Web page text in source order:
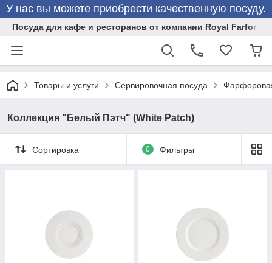
У нас вы можете приобрести качественную посуду.
Посуда для кафе и ресторанов от компании Royal Farfor
Товары и услуги Сервировочная посуда
Коллекция "Белый Пэтч" (White Patch)
Сортировка 0 Фильтры